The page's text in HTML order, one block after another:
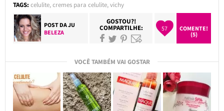
TAGS: celulite,cremes para celulite,vichy
POST DAJU
BELEZA
GOSTOU?!
COMPARTILHE: 57
COMENTE!
(5)
VOCÊ TAMBÉM VAI GOSTAR